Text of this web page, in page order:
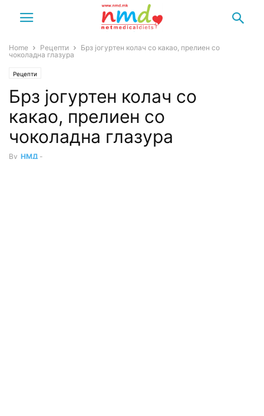
Home Рецепти
Брз јогуртен колач со какао, прелиен со
чоколадна глазура
Рецепти
Брз јогуртен колач со
какао, прелиен со
чоколадна глазура
By НМД -